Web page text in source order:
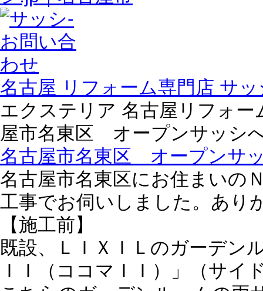
名古屋 リフォーム専門店 サ
エクステリア 名古屋リフォ
屋市名東区 オープンサッシ
名古屋市名東区 オープンサ
名古屋市名東区にお住まいの
工事でお伺いしました。あり
【施工前】
既設、ＬＩＸＩＬのガーデ
ＩＩ（ココマＩＩ）」（サイ